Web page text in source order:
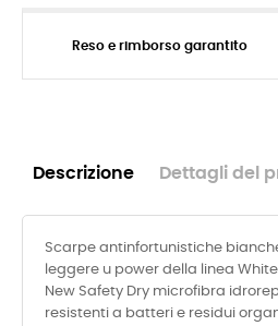
Reso e rimborso garantito
Descrizione Dettagli del
Scarpe antinfortunistiche
leggere u power della linea
New Safety Dry microfibra
resistenti a batteri e residui